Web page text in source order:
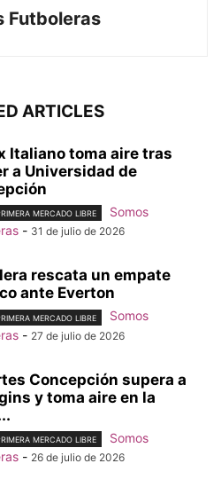
Futboleras
ARTICLES
Italiano toma aire tras
a Universidad de
MERCADO LIBRE
Somos
- 31 de julio de 2026
rescata un empate
ante Everton
MERCADO LIBRE
Somos
- 27 de julio de 2026
Concepción supera a
y toma aire en la
MERCADO LIBRE
Somos
- 26 de julio de 2026